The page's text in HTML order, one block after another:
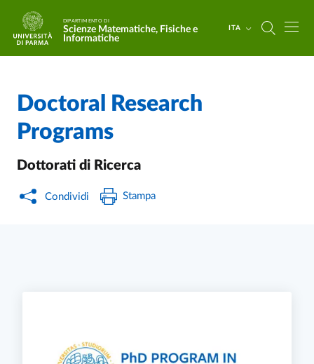
Salta al contenuto principale
Skip to footer
DIPARTIMENTO DI
Scienze Matematiche, Fisiche e
Informatiche
ITA
Home /
Doctoral Research
Programs
Dottorati di Ricerca
Condividi Stampa